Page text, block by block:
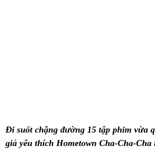
Đi suốt chặng đường 15 tập phim vừa
giả yêu thích Hometown Cha-Cha-